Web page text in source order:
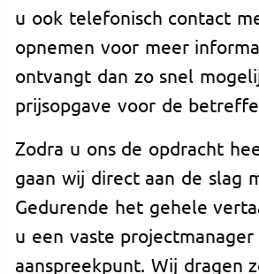
u ook telefonisch contact
opnemen voor meer
ontvangt dan zo snel
prijsopgave voor de
Zodra u ons de opdracht
gaan wij direct aan de slag
Gedurende het gehele
u een vaste
aanspreekpunt. Wij dragen